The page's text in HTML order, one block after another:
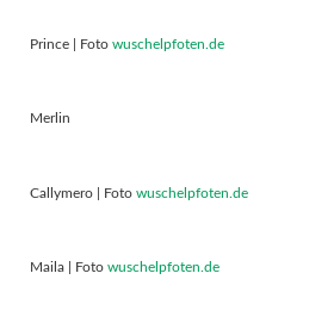
Prince | Foto wuschelpfoten.de
Merlin
Callymero | Foto wuschelpfoten.de
Maila | Foto wuschelpfoten.de